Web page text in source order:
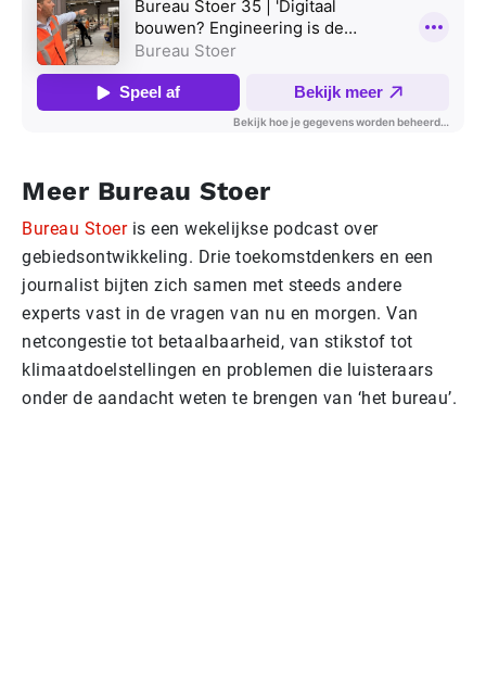
Meer Bureau Stoer
Bureau Stoeris een wekelijkse podcast over
gebiedsontwikkeling. Drie toekomstdenkers en een
journalist bijten zich samen met steeds andere
experts vast in de vragen van nu en morgen. Van
netcongestie tot betaalbaarheid, van stikstof tot
klimaatdoelstellingen en problemen die luisteraars
onder de aandacht weten te brengen van ‘het bureau’.